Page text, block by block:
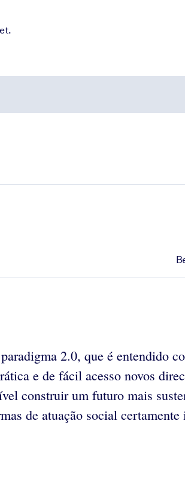
2.0, que é entendido
e de fácil acesso novos
construir um futuro mais
de atuação social certamente